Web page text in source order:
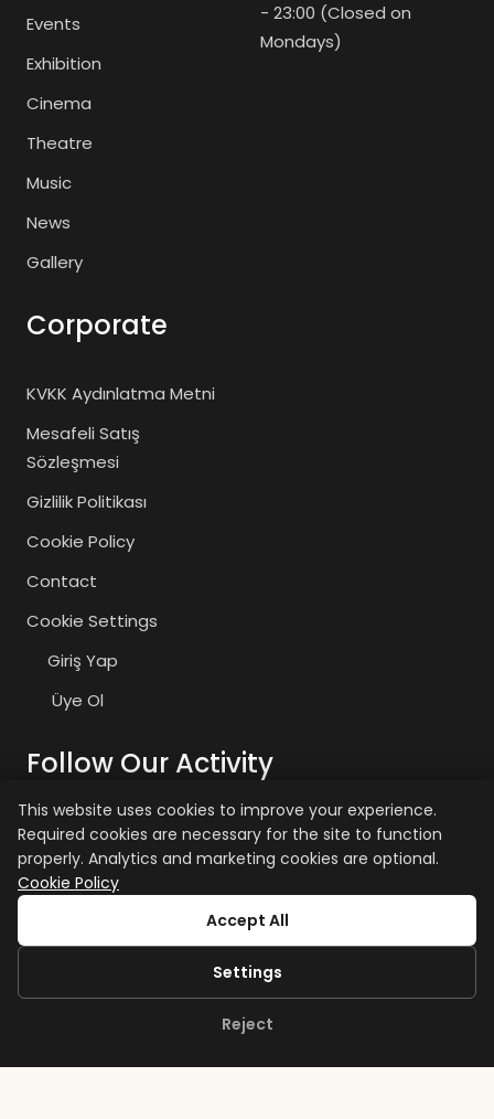
Events
Exhibition
Cinema
Theatre
Music
News
Gallery
- 23:00 (Closed on
Mondays)
Corporate
KVKK Aydınlatma Metni
Mesafeli Satış
Sözleşmesi
Gizlilik Politikası
Cookie Policy
Contact
Cookie Settings
Giriş Yap
Üye Ol
Follow Our Activity
zaiyasam zaiyasam
+15 age restriction applies.
This website uses cookies to improve your experience.
Required cookies are necessary for the site to function
properly. Analytics and marketing cookies are optional.
Cookie Policy
Accept All
Settings
Reject